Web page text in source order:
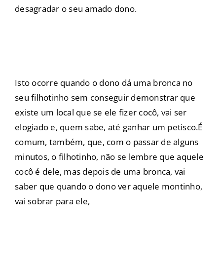
desagradar o seu amado dono.
Isto ocorre quando o dono dá uma bronca no
seu filhotinho sem conseguir demonstrar que
existe um local que se ele fizer cocô, vai ser
elogiado e, quem sabe, até ganhar um petisco.É
comum, também, que, com o passar de alguns
minutos, o filhotinho, não se lembre que aquele
cocô é dele, mas depois de uma bronca, vai
saber que quando o dono ver aquele montinho,
vai sobrar para ele,